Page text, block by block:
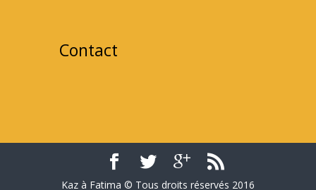
Contact
Kaz à Fatima © Tous droits réservés 2016